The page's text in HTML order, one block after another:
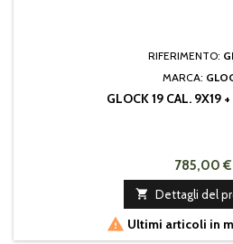
RIFERIMENTO:
MARCA:
GLOCK 19 CAL. 9X19 +
785,00 €
 Dettagli del
 Ultimi articoli in